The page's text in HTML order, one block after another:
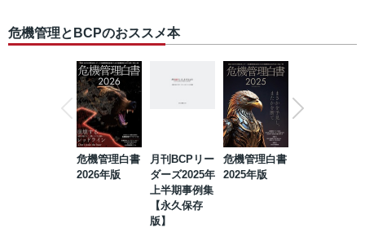
危機管理とBCPのおススメ本
危機管理白書
2026年版
月刊BCPリー
ダーズ2025年
上半期事例集
【永久保存
版】
危機管理白書
2025年版